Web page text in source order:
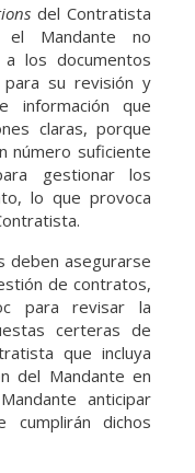
del Contratista
el Mandante no
los documentos
su revisión y
información que
claras, porque
número suficiente
gestionar los
lo que provoca
deben asegurarse
de contratos,
para revisar la
certeras de
que incluya
del Mandante en
anticipar
dichos